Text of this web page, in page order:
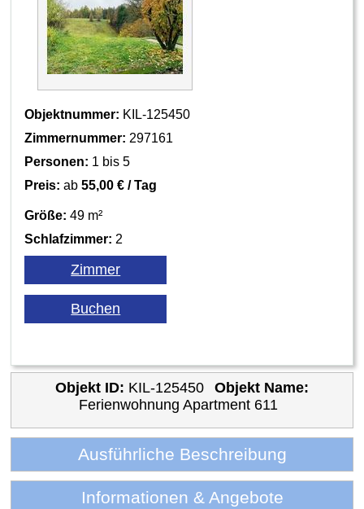
Objektnummer: KIL-125450
Zimmernummer: 297161
Personen: 1 bis 5
Preis: ab55,00 € / Tag
Größe: 49 m²
Schlafzimmer: 2
Objekt ID: KIL-125450
Objekt Name:
Ferienwohnung Apartment 611
Ausführliche Beschreibung
Informationen & Angebote